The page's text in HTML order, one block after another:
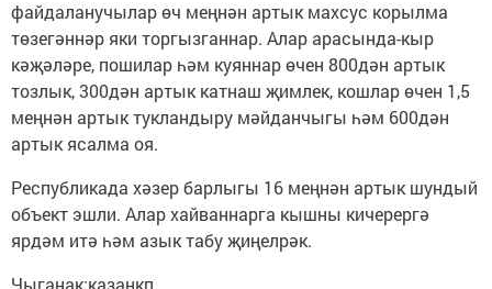
файдаланучылар өч меңнән артык махсус корылма
төзегәннәр яки торгызганнар. Алар арасында-кыр
кәҗәләре, пошилар һәм куяннар өчен 800дән артык
тозлык, 300дән артык катнаш җимлек, кошлар өчен 1,5
меңнән артык тукландыру мәйданчыгы һәм 600дән
артык ясалма оя.
Республикада хәзер барлыгы 16 меңнән артык шундый
объект эшли. Алар хайваннарга кышны кичерергә
ярдәм итә һәм азык табу җиңелрәк.
Чыганак:казанкп